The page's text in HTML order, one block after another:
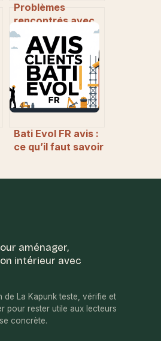
Problèmes
rencontrés avec
un locataire sous
curatelle :
comprendre et
agir efficacement
Bati Evol FR avis :
ce qu’il faut savoir
aménager,
intérieur avec
de La Kapunk teste, vérifie et
pour rester utile aux lecteurs
concrète.